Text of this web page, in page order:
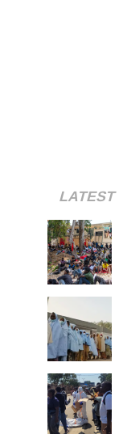
LATEST